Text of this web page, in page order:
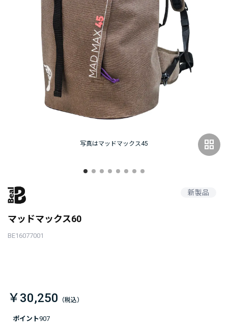
写真はマッドマックス45 grid_view
新製品
マッドマックス60
BE16077001
ポイント907
￥30,250